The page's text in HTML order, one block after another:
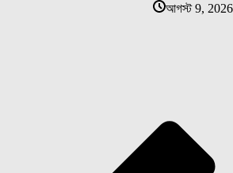
আগস্ট 9, 2026